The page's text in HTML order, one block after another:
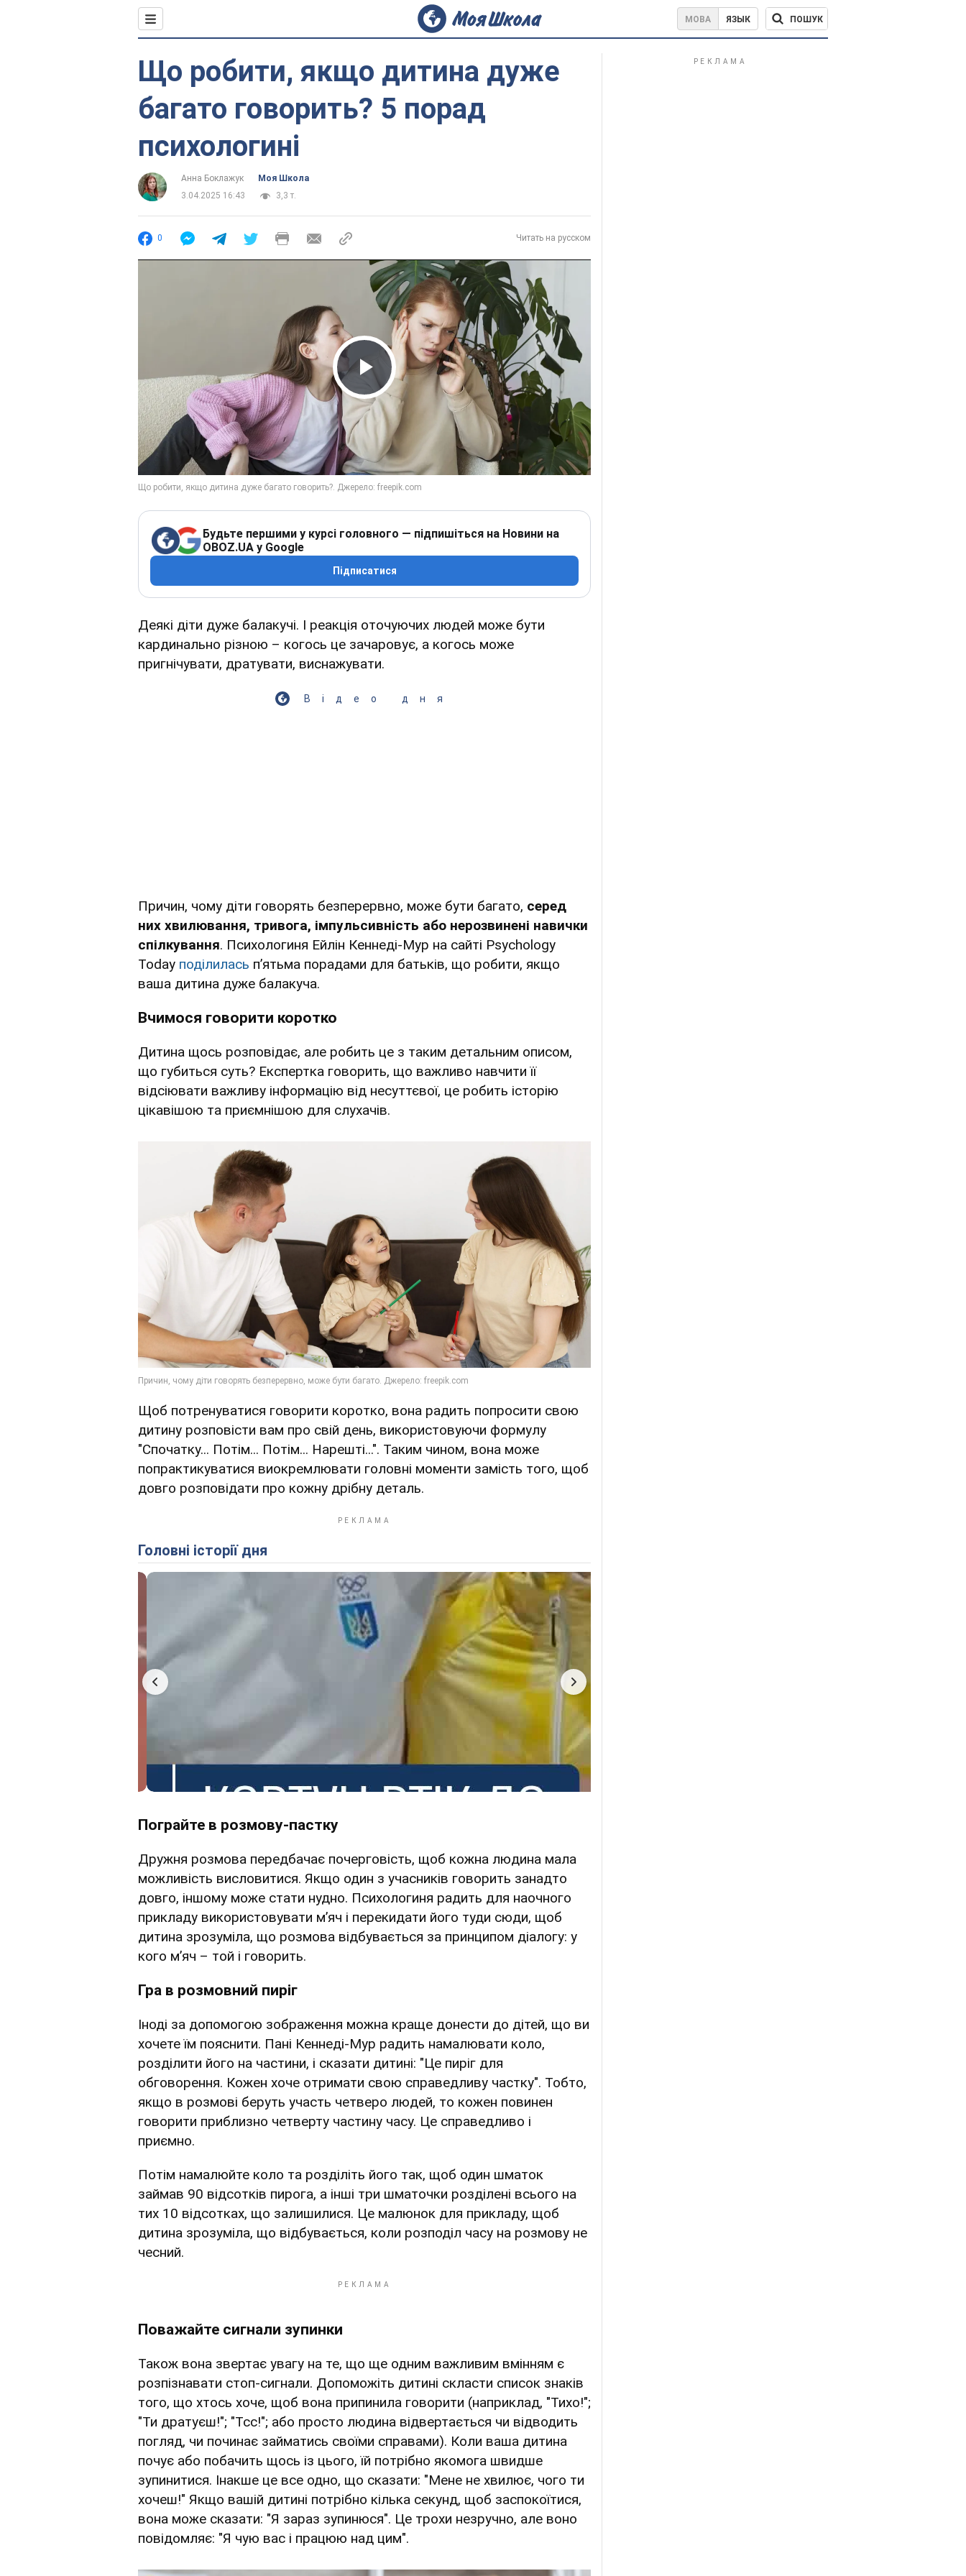
МОВА ЯЗЫК ПОШУК
Що робити, якщо дитина дуже
багато говорить? 5 порад
психологині
Анна Боклажук
Моя Школа
3.04.2025 16:43
3,3 т.
0 Читать на русском
Play Video
Будьте першими у курсі головного — підпишіться на Новини на
OBOZ.UA у Google
Підписатися
Деякі діти дуже балакучі. І реакція оточуючих людей може бути
кардинально різною – когось це зачаровує, а когось може
пригнічувати, дратувати, виснажувати.
Відео дня
Причин, чому діти говорять безперервно, може бути багато, серед
них хвилювання, тривога, імпульсивність або нерозвинені навички
спілкування. Психологиня Ейлін Кеннеді-Мур на сайті Psychology
Today поділилась п’ятьма порадами для батьків, що робити, якщо
ваша дитина дуже балакуча.
Вчимося говорити коротко
Дитина щось розповідає, але робить це з таким детальним описом,
що губиться суть? Експертка говорить, що важливо навчити її
відсіювати важливу інформацію від несуттєвої, це робить історію
цікавішою та приємнішою для слухачів.
Щоб потренуватися говорити коротко, вона радить попросити свою
дитину розповісти вам про свій день, використовуючи формулу
"Спочатку... Потім... Потім... Нарешті...". Таким чином, вона може
попрактикуватися виокремлювати головні моменти замість того, щоб
довго розповідати про кожну дрібну деталь.
Головні історії дня
Пограйте в розмову-пастку
Дружня розмова передбачає почерговість, щоб кожна людина мала
можливість висловитися. Якщо один з учасників говорить занадто
довго, іншому може стати нудно. Психологиня радить для наочного
прикладу використовувати м’яч і перекидати його туди сюди, щоб
дитина зрозуміла, що розмова відбувається за принципом діалогу: у
кого м’яч – той і говорить.
Гра в розмовний пиріг
Іноді за допомогою зображення можна краще донести до дітей, що ви
хочете їм пояснити. Пані Кеннеді-Мур радить намалювати коло,
розділити його на частини, і сказати дитині: "Це пиріг для
обговорення. Кожен хоче отримати свою справедливу частку". Тобто,
якщо в розмові беруть участь четверо людей, то кожен повинен
говорити приблизно четверту частину часу. Це справедливо і
приємно.
Потім намалюйте коло та розділіть його так, щоб один шматок
займав 90 відсотків пирога, а інші три шматочки розділені всього на
тих 10 відсотках, що залишилися. Це малюнок для прикладу, щоб
дитина зрозуміла, що відбувається, коли розподіл часу на розмову не
чесний.
Поважайте сигнали зупинки
Також вона звертає увагу на те, що ще одним важливим вмінням є
розпізнавати стоп-сигнали. Допоможіть дитині скласти список знаків
того, що хтось хоче, щоб вона припинила говорити (наприклад, "Тихо!";
"Ти дратуєш!"; "Тсс!"; або просто людина відвертається чи відводить
погляд, чи починає займатись своїми справами). Коли ваша дитина
почує або побачить щось із цього, їй потрібно якомога швидше
зупинитися. Інакше це все одно, що сказати: "Мене не хвилює, чого ти
хочеш!" Якщо вашій дитині потрібно кілька секунд, щоб заспокоїтися,
вона може сказати: "Я зараз зупинюся". Це трохи незручно, але воно
повідомляє: "Я чую вас і працюю над цим".